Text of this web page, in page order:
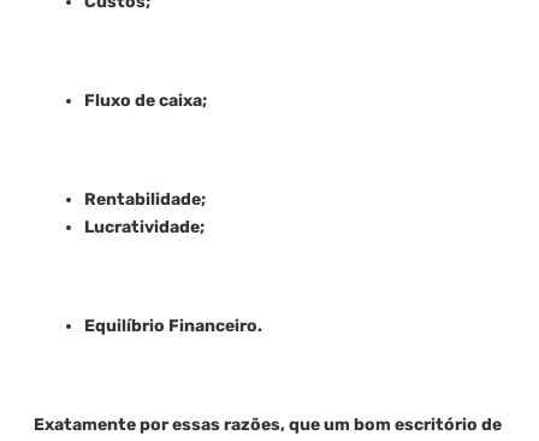
Fluxo de caixa;
Rentabilidade;
Lucratividade;
Equilíbrio Financeiro.
Exatamente por essas razões, que um bom escritório de